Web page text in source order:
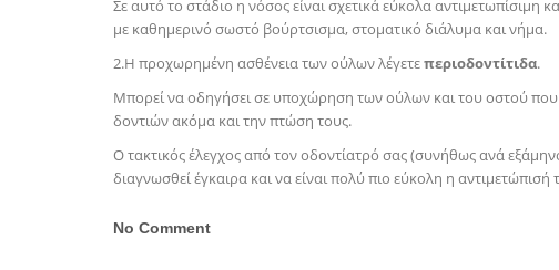
Σε αυτό το στάδιο η νόσος είναι σχετικά εύκολα
με καθημερινό σωστό βούρτσισμα, στοματικό διάλυμα και νήμα.
2.Η προχωρημένη ασθένεια των ούλων λέγετεπεριοδοντίτιδα.
Μπορεί να οδηγήσει σε υποχώρηση των ούλων και του οστού που
δοντιών ακόμα και την πτώση τους.
Ο τακτικός έλεγχος από τον οδοντίατρό σας (συνήθως ανά
διαγνωσθεί έγκαιρα και να είναι πολύ πιο εύκολη η αντιμετώπισή
No Comment